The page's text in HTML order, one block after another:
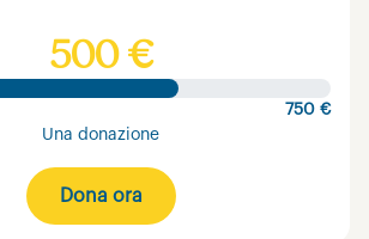
500 €
750 €
Una donazione
Dona ora